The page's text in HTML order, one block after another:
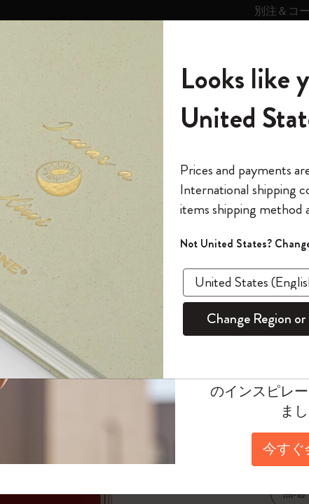
別注＆コ
ノートブック
The Original Notebook
ミニノートブックチャーム
カイエ ＆ ジャーナル
セット
パッションジャーナル
スチューデントカイエジャーナル
ダイアリー
パーソナル・ダイアリー
12カ月ダイアリー
15ヶ月プランナー
ウィークリープランナー
デイリープランナー
マンスリープランナー
ライフプランナー・コレクション
すべて見る
スマートライティング・システム
モレスキンスマートスマートとは
アプリ・サービス
モレスキンスマート
Blackwing x モレスキン
Kaweco x モレスキン
ペン & ペンシル
Reframe サングラス
ムーミン コレクション
キム・ジョンギコレクション
「Alice's Adventures in Wonderland」コレ
『ロード・オブ・ザ・リング』コレク
カラーパターン ノートブック
サクラコレクション
馬年コレクション
キム・ジョンギコレクション
Impressions of Impressionism コレクショ
ン
カサ・バトリョ 限定版コレクション
ゴッホ美術館
すべて見る
バックパック
限定版バックパック
Shopper paper – made Collection
アートを愛する方への贈り物
プロフェッショナルへの贈り物
ミニマリストへの贈り物
マキシマリストへの贈り物
健康を愛する方への贈り物です
趣味を愛する方へのギフト
カントリー・テーマ・ピンズ・コレク
ション
プライドをいつも胸に
Mardi Mercredi × モレスキン
スマートライティング・システム
スマートノートブック
スマートダイアリー
Notes
モレスキン Journal
モレスキン Planner
パーソナライズサ
ービス
サブカテゴリ
リー
の世界
サブカテ
に10% オフと送料無料
入で1冊無料
月有効）
の先行アクセス
プライズ
をいち早くチェック
ス
モレスキンの世
*メールアドレス
*パスワード
このデバイスで
ログイン
6,500円以上のご購入で送料無料
カイエ ジャーナル カイエ ジャーナル
カ
3冊セ
¥
Select a
Select a
Select a
無地
モレスキンの
今すぐ会員
「WELCOME10
回注文が10%オ
ます。セール・
適
のインスピレ
ま
今すぐ
Looks like
United
Prices and payments
International shipping
items shipping method
Not United States?
Change Region